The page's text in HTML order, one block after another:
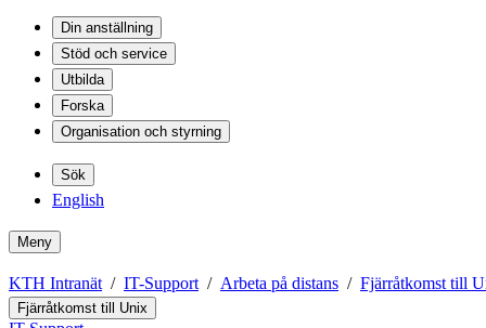
Din anställning
Stöd och service
Utbilda
Forska
Organisation och styrning
Sök
English
Meny
KTH Intranät IT-Support Arbeta på distans Fjärråtkomst till
Fjärråtkomst till Unix